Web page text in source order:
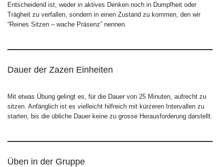
Entscheidend ist, weder in aktives Denken noch in Dumpfheit oder
Trägheit zu verfallen, sondern in einen Zustand zu kommen, den wir
“Reines Sitzen – wache Präsenz” nennen.
Dauer der Zazen Einheiten
Mit etwas Übung gelingt es, für die Dauer von 25 Minuten, aufrecht zu
sitzen. Anfänglich ist es vielleicht hilfreich mit kürzeren Intervallen zu
starten, bis die übliche Dauer keine zu grosse Herausforderung darstellt.
Üben in der Gruppe